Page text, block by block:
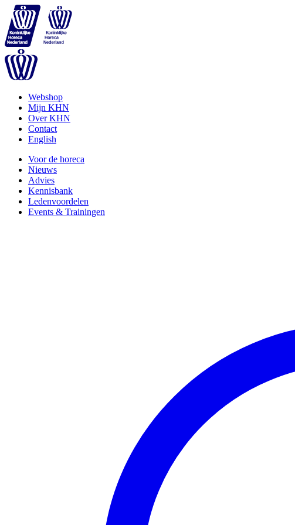
Webshop
Mijn KHN
Over KHN
Contact
English
Voor de horeca
Nieuws
Advies
Kennisbank
Ledenvoordelen
Events & Trainingen